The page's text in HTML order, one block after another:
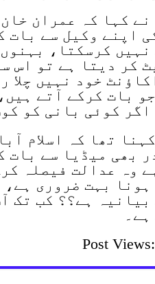
نے کہا کہ عمران
اپنے وکیل سے بات
نہیں کرسکتا،
کر دیتا ہے تو اس
خود نہیں
بات کرکے آتے
اگر کوئی بانی کو
تھا کہ اسلام
بھی میڈیا سے بات
وہ عدالت فیصلہ
ہونا بہت ضروری
بیانیہ ہے؟؟ کب تک
Post Views: